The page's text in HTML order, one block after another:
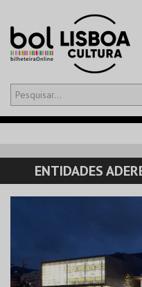
Olá,iniciar sessão
CARRINHO
EVENTOS
PRODUTOS
ENTIDADES